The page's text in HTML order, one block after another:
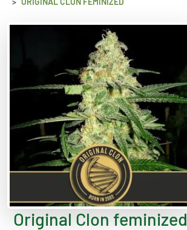
Original Clon feminized